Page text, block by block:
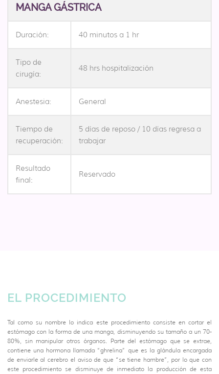
MANGA GÁSTRICA
Duración: 40 minutos a 1 hr
Tipo de
cirugía:
48 hrs hospitalización
Anestesia: General
Tiempo de
recuperación:
5 días de reposo / 10 días regresa a
trabajar
Resultado
final:
Reservado
EL PROCEDIMIENTO
Tal como su nombre lo indica este procedimiento consiste en cortar el
estómago con la forma de una manga, disminuyendo su tamaño a un 70-
80%, sin manipular otros órganos. Parte del estómago que se extrae,
contiene una hormona llamada “ghrelina” que es la glándula encargada
de enviarle al cerebro el aviso de que “se tiene hambre”, por lo que con
este procedimiento se disminuye de inmediato la producción de esta